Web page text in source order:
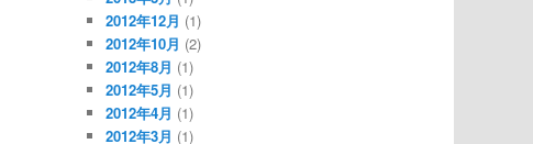
2012年12月 (1)
2012年10月 (2)
2012年8月 (1)
2012年5月 (1)
2012年4月 (1)
2012年3月 (1)